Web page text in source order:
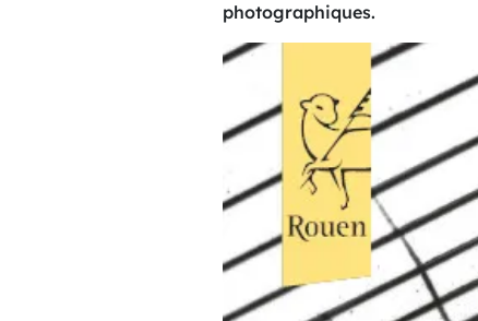
photographiques.